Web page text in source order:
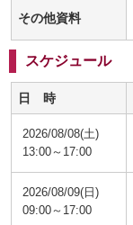
その他資料
スケジュール
日 時
2026/08/08(土)
13:00～17:00
2026/08/09(日)
09:00～17:00